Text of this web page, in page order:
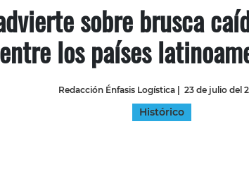
Almacenes e inventarios
Cadena de Suministro del Agro
Logística y distribución
Management
sobre brusca
entre los países
Redacción Énfasis Logística| 23 de julio del
Histórico